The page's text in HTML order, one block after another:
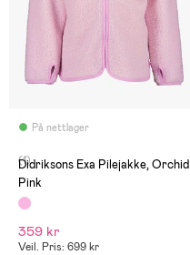
På nettlager
(1)
Didriksons Exa Pilejakke, Orchid
Pink
359 kr
Veil. Pris: 699 kr